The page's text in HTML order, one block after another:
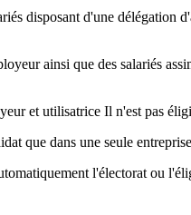
disposant d'une délégation
ainsi que des salariés
et utilisatrice Il n'est pas
que dans une seule
l'électorat ou